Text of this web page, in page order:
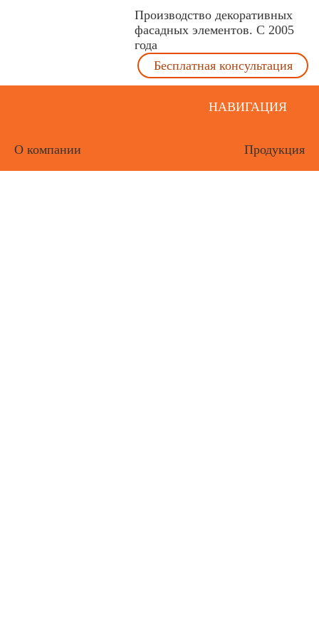
Производство декоративных
фасадных элементов. С 2005
года
Бесплатная консультация
НАВИГАЦИЯ
О компании Продукция